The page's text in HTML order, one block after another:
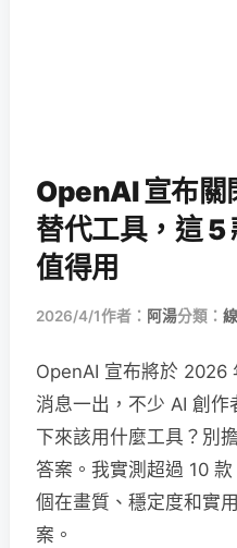
OpenAI 宣布關
替代工具，這 5
值得用
2026/4/1作者： 阿湯分類：
OpenAI 宣布將於 2026
消息一出，不少 AI 創
下來該用什麼工具？別
答案。我實測超過 10
個在畫質、穩定度和實
案。